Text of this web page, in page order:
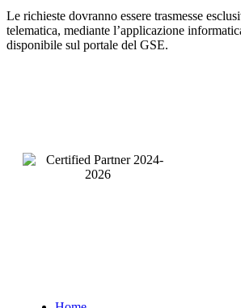
Le richieste dovranno essere trasmesse
telematica, mediante l’applicazione
disponibile sul portale del GSE.